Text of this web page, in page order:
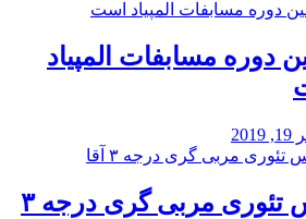
دوره مسابفات المپیاد
کلاس تئوری مربی گری درجه ۳